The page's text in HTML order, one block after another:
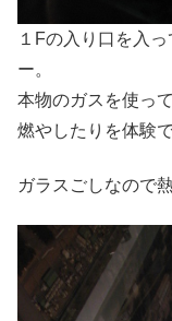
１Fの入り口を入
ー。
本物のガスを使っ
燃やしたりを体験
ガラスごしなので